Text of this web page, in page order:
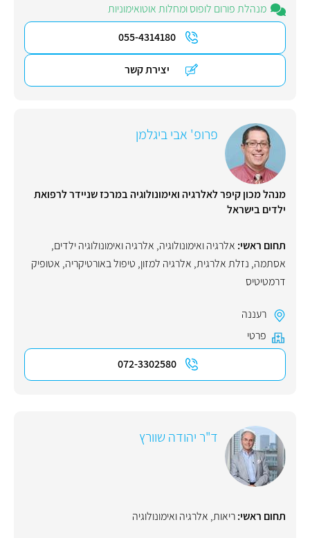
מנהלת פורום לופוס ומחלות אוטואימוניות
055-4314180
יצירת קשר
פרופ' אבי ביגלמן
מנהל מכון קיפר לאלרגיה ואימונולוגיה במרכז שניידר לרפואת
ילדים בישראל
תחום ראשי: אלרגיה ואימונולוגיה, אלרגיה ואימונולוגיה ילדים,
אסתמה, נזלת אלרגית, אלרגיה למזון, טיפול באורטיקריה, אטופיק
דרמטיטיס
רעננה
פרטי
072-3302580
ד"ר יהודה שוורץ
תחום ראשי:ריאות, אלרגיה ואימונולוגיה